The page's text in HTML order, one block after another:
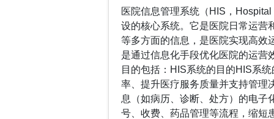
核心系统的原因HIS之所以为核心
诊、住院、药房、检验科）和业务
信息化管理将碎片化，无法实现数
仅是基础平台，还能与其他系统
成，进一步放大其价值。云南省各
DeepSeek怎么用，用...
医院信息管理系统（HIS，
设的核心系统。它是医院日常运营
等多方面的信息，是医院实现高效
是通过信息化手段优化医院的运营
目的包括：HIS系统的目的HIS系
率、提升医疗服务质量并支持管理
息（如病历、诊断、处方）的电子
号、收费、药品管理等流程，缩短